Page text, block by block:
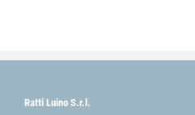
Ratti Luino S.r.l.